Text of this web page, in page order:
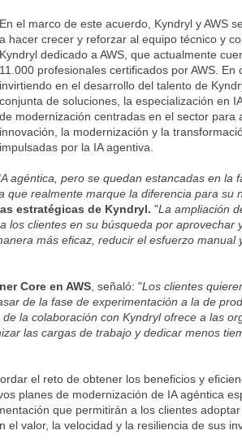
En el marco de este acuerdo, Kyndryl y AWS
a hacer crecer y reforzar al equipo técnico y
Kyndryl dedicado a AWS, que actualmente
11.000 profesionales certificados por AWS. En
invirtiendo en el desarrollo del talento de
conjunta de soluciones, la especialización en
de modernización centradas en el sector para
innovación, la modernización y la
impulsadas por la IA agentiva.
agéntica, pero se quedan estancadas en la
realmente marque la diferencia para su
estratégicas de Kyndryl. "La ampliación
los clientes en su búsqueda por aprovechar
más eficaz, reducir el esfuerzo manual
Core en AWS , señaló: "Los clientes
de la fase de experimentación a la de
la colaboración con Kyndryl ofrece a las
las cargas de trabajo y dedicar menos
el reto de obtener los beneficios y
planes de modernización de IA agéntica
que permitirán a los clientes
valor, la velocidad y la resiliencia de sus